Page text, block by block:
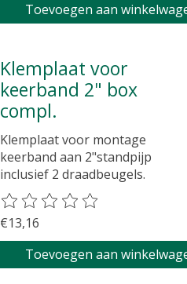
Toevoegen aan
Klemplaat voor
keerband 2" box
compl.
Klemplaat voor montage
keerband aan 2"standpijp
inclusief 2 draadbeugels.
De beoordeling van dit
€13,16
Toevoegen aan